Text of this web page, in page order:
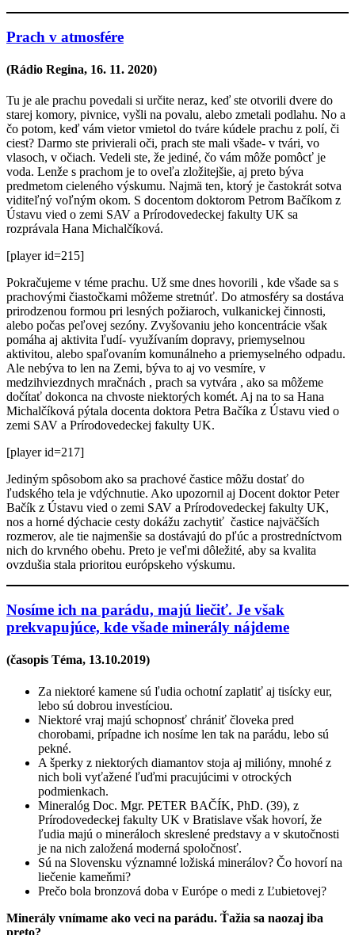
Prach v atmosfére
(Rádio Regina, 16. 11. 2020)
Tu je ale prachu povedali si určite neraz, keď ste otvorili dvere do
starej komory, pivnice, vyšli na povalu, alebo zmetali podlahu. No a
čo potom, keď vám vietor vmietol do tváre kúdele prachu z polí, či
ciest? Darmo ste privierali oči, prach ste mali všade- v tvári, vo
vlasoch, v očiach. Vedeli ste, že jediné, čo vám môže pomôcť je
voda. Lenže s prachom je to oveľa zložitejšie, aj preto býva
predmetom cieleného výskumu. Najmä ten, ktorý je častokrát sotva
viditeľný voľným okom. S docentom doktorom Petrom Bačíkom z
Ústavu vied o zemi SAV a Prírodovedeckej fakulty UK sa
rozprávala Hana Michalčíková.
[player id=215]
Pokračujeme v téme prachu. Už sme dnes hovorili , kde všade sa s
prachovými čiastočkami môžeme stretnúť. Do atmosféry sa dostáva
prirodzenou formou pri lesných požiaroch, vulkanickej činnosti,
alebo počas peľovej sezóny. Zvyšovaniu jeho koncentrácie však
pomáha aj aktivita ľudí- využívaním dopravy, priemyselnou
aktivitou, alebo spaľovaním komunálneho a priemyselného odpadu.
Ale nebýva to len na Zemi, býva to aj vo vesmíre, v
medzihviezdnych mračnách , prach sa vytvára , ako sa môžeme
dočítať dokonca na chvoste niektorých komét. Aj na to sa Hana
Michalčíková pýtala docenta doktora Petra Bačíka z Ústavu vied o
zemi SAV a Prírodovedeckej fakulty UK.
[player id=217]
Jediným spôsobom ako sa prachové častice môžu dostať do
ľudského tela je vdýchnutie. Ako upozornil aj Docent doktor Peter
Bačík z Ústavu vied o zemi SAV a Prírodovedeckej fakulty UK,
nos a horné dýchacie cesty dokážu zachytiť častice najväčších
rozmerov, ale tie najmenšie sa dostávajú do pľúc a prostredníctvom
nich do krvného obehu. Preto je veľmi dôležité, aby sa kvalita
ovzdušia stala prioritou európskeho výskumu.
Nosíme ich na parádu, majú liečiť. Je však
prekvapujúce, kde všade minerály nájdeme
(časopis Téma, 13.10.2019)
Za niektoré kamene sú ľudia ochotní zaplatiť aj tisícky eur,
lebo sú dobrou investíciou.
Niektoré vraj majú schopnosť chrániť človeka pred
chorobami, prípadne ich nosíme len tak na parádu, lebo sú
pekné.
A šperky z niektorých diamantov stoja aj milióny, mnohé z
nich boli vyťažené ľuďmi pracujúcimi v otrockých
podmienkach.
Mineralóg Doc. Mgr. PETER BAČÍK, PhD. (39), z
Prírodovedeckej fakulty UK v Bratislave však hovorí, že
ľudia majú o mineráloch skreslené predstavy a v skutočnosti
je na nich založená moderná spoločnosť.
Sú na Slovensku významné ložiská minerálov? Čo hovorí na
liečenie kameňmi?
Prečo bola bronzová doba v Európe o medi z Ľubietovej?
Minerály vnímame ako veci na parádu. Ťažia sa naozaj iba
preto?